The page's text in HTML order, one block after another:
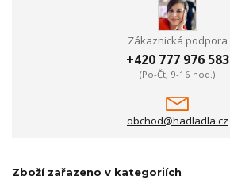
Zákaznická podpora
+420 777 976 583
(Po-Čt, 9-16 hod.)
obchod@hadladla.cz
Zboží zařazeno v kategoriích